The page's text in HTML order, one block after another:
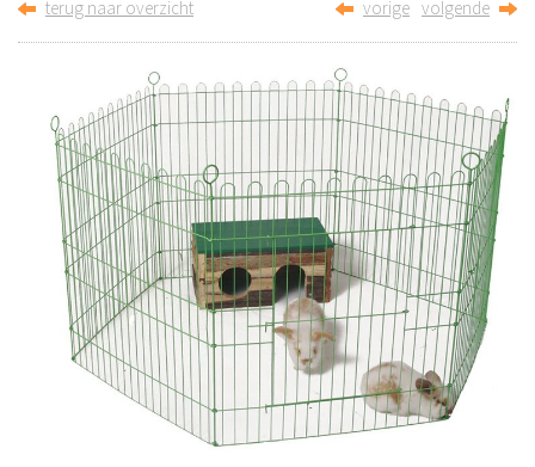
terug naar overzicht vorige volgende